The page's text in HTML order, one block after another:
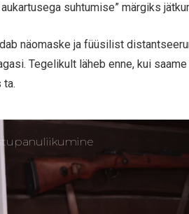
suhtumise” märgiks
näomaske ja füüsilist
Tegelikult läheb enne, kui
ta.